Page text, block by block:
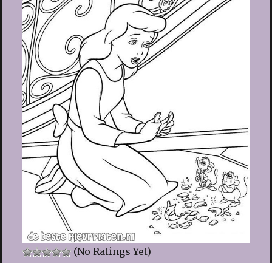
(No Ratings Yet)